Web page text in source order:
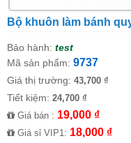
Bộ khuôn làm bánh
Bảo hành: test
Mã sản phẩm: 9737
Giá thị trường: 43,700 ₫
Tiết kiệm: 24,700 ₫
Giá bán : 19,000 ₫
Giá sỉ VIP1: 18,000 ₫